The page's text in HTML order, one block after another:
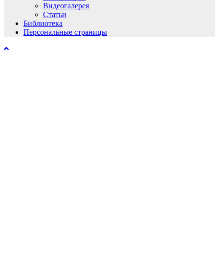
Видеогалерея
Статьи
Библиотека
Персональные страницы